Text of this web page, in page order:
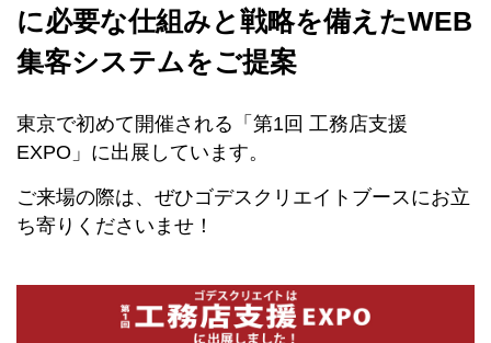
に必要な仕組みと戦略を備えたWEB
集客システムをご提案
東京で初めて開催される「第1回 工務店支援
EXPO」に出展しています。
ご来場の際は、ぜひゴデスクリエイトブースにお立
ち寄りくださいませ！